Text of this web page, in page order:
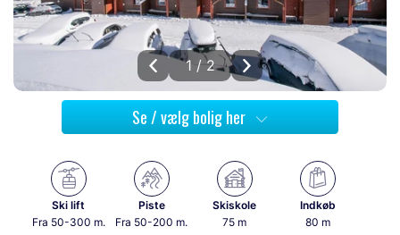
1 / 2
Se / vælg bolig her
Ski lift
Fra 50-300 m.
Piste
Fra 50-200 m.
Skiskole
75 m
Indkøb
80 m